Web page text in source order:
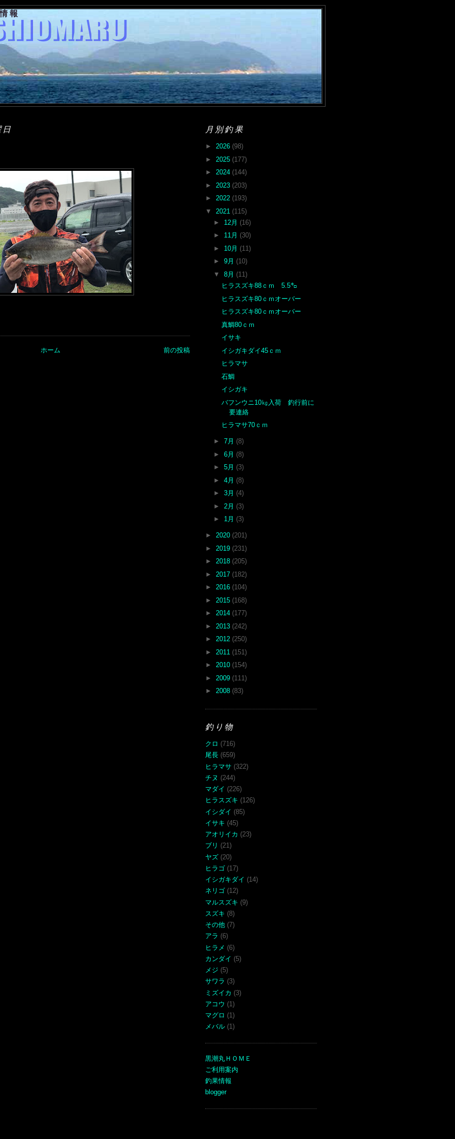
報
前の投稿
ホーム
月別釣果
► 2026 (98)
► 2025 (177)
► 2024 (144)
► 2023 (203)
► 2022 (193)
▼ 2021 (115)
► 12月 (16)
► 11月 (30)
► 10月 (11)
► 9月 (10)
▼ 8月 (11)
ヒラスズキ88ｃｍ 5.5㌔
ヒラスズキ80ｃｍオーバー
ヒラスズキ80ｃｍオーバー
真鯛80ｃｍ
イサキ
イシガキダイ45ｃｍ
ヒラマサ
石鯛
イシガキ
バフンウニ10㎏入荷 釣行前に
要連絡
ヒラマサ70ｃｍ
► 7月 (8)
► 6月 (8)
► 5月 (3)
► 4月 (8)
► 3月 (4)
► 2月 (3)
► 1月 (3)
► 2020 (201)
► 2019 (231)
► 2018 (205)
► 2017 (182)
► 2016 (104)
► 2015 (168)
► 2014 (177)
► 2013 (242)
► 2012 (250)
► 2011 (151)
► 2010 (154)
► 2009 (111)
► 2008 (83)
釣り物
クロ (716)
尾長 (659)
ヒラマサ (322)
チヌ (244)
マダイ (226)
ヒラスズキ (126)
イシダイ (85)
イサキ (45)
アオリイカ (23)
ブリ (21)
ヤズ (20)
ヒラゴ (17)
イシガキダイ (14)
ネリゴ (12)
マルスズキ (9)
スズキ (8)
その他 (7)
アラ (6)
ヒラメ (6)
カンダイ (5)
メジ (5)
サワラ (3)
ミズイカ (3)
アコウ (1)
マグロ (1)
メバル (1)
黒潮丸ＨＯＭＥ
ご利用案内
釣果情報
blogger